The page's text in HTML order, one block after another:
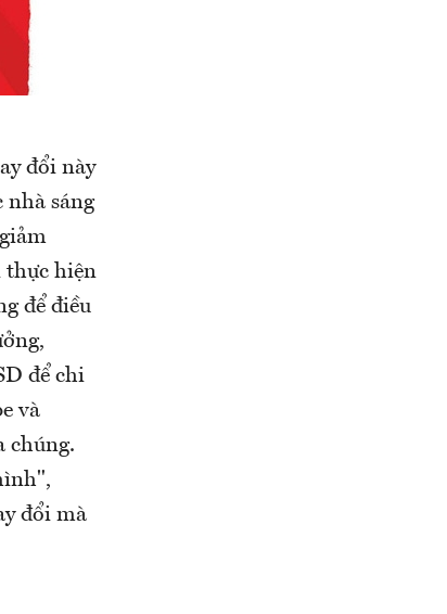
đổi này
nhà sáng
thực hiện
để điều
để chi
và
chúng.
đổi mà